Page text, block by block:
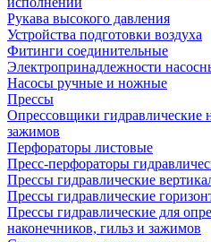
Рукава высокого давления
Устройства подготовки воздуха
Фитинги соединительные
Электропринадлежности
Насосы ручные и ножные
Прессы
Опрессовщики гидравлические
зажимов
Перфораторы листовые
Пресс-перфораторы
Прессы гидравлические
Прессы гидравлические
Прессы гидравлические для
наконечников, гильз и зажимов